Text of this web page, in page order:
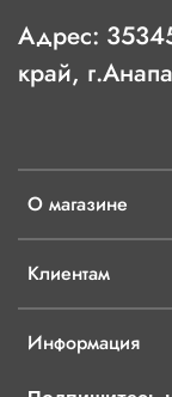
О магазине
Клиентам
Информация
Адрес:
край,